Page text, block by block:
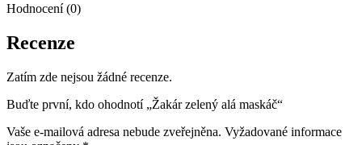
Hodnocení (0)
Recenze
Zatím zde nejsou žádné recenze.
Buďte první, kdo ohodnotí „Žakár zelený alá maskáč“
Vaše e-mailová adresa nebude zveřejněna. Vyžadované informace